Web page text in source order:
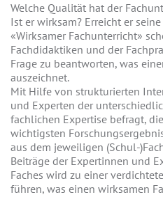
Welche Qualität hat der
Ist er wirksam? Erreicht er
«Wirksamer Fachunterricht»
Fachdidaktiken und der
Frage zu beantworten, was
auszeichnet.
Mit Hilfe von strukturierten
und Experten der
fachlichen Expertise befragt,
wichtigsten
aus dem jeweiligen (Schul-
Beiträge der Expertinnen und
Faches wird zu einer
führen, was einen wirksamen